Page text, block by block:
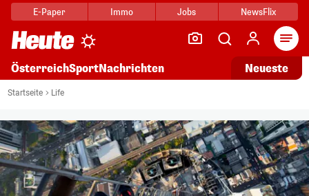
E-Paper Immo Jobs NewsFlix
ÖsterreichSportNachrichten Neueste
Startseite Life